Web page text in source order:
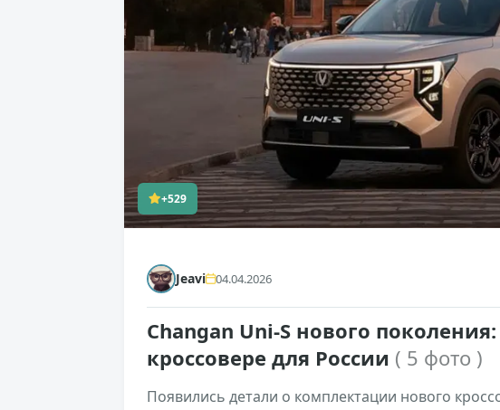
+529
Jeavi 04.04.2026
Changan Uni-S нового
кроссовере для России ( 5 фото )
Появились детали о комплектации нового